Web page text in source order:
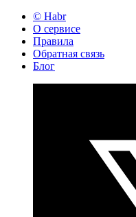
© Habr
О сервисе
Правила
Обратная связь
Блог